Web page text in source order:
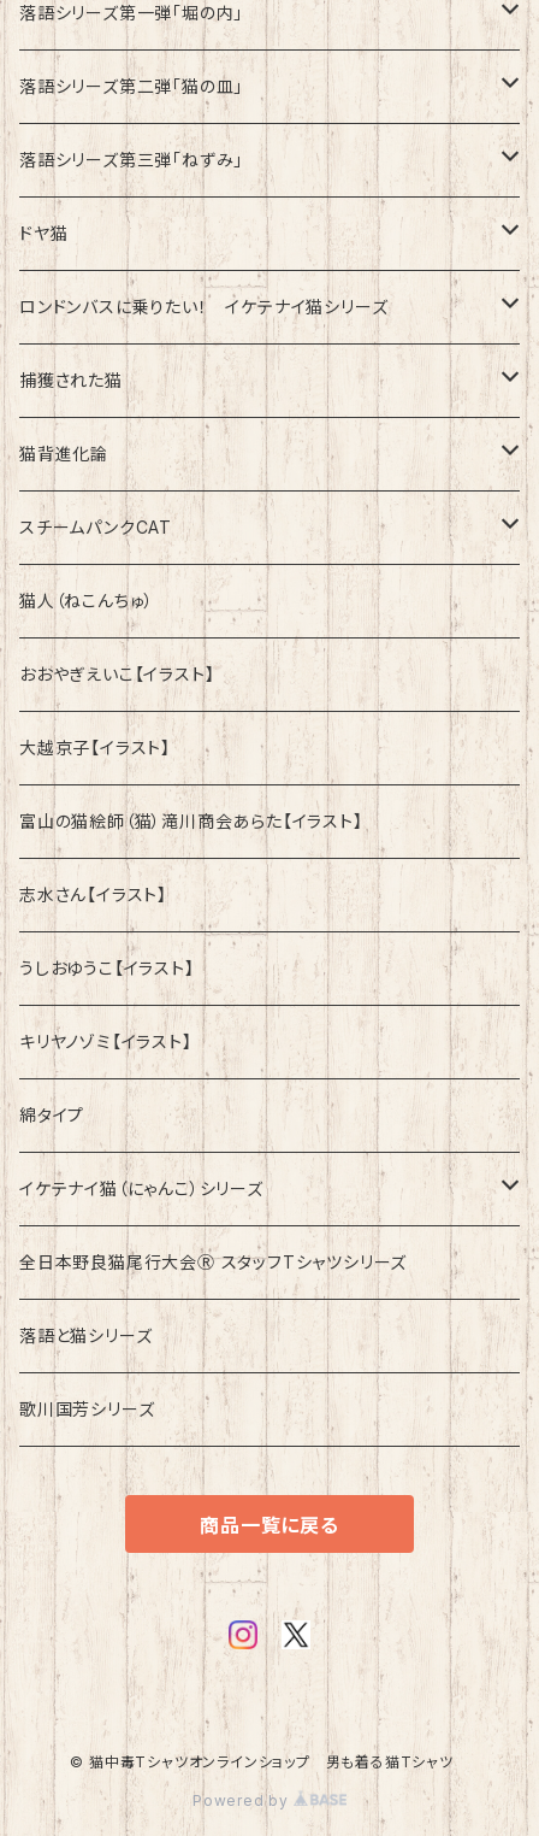
速乾ドライタイプ
綿100%ノーマルタイプ
落語シリーズ第一弾「堀の内」
速乾ドライタイプ
落語シリーズ第二弾「猫の皿」
速乾ドライタイプ
落語シリーズ第三弾「ねずみ」
速乾ドライタイプ
ドヤ猫
綿100%ノーマルタイプ
ロンドンバスに乗りたい！ イケテナイ猫シリーズ
綿100％ノーマルタイプ
速乾ドライタイプ
捕獲された猫
速乾ドライタイプ
綿100%ノーマルタイプ
猫背進化論
速乾ドライタイプ
綿100%ノーマルタイプ
スチームパンクCAT
綿100%ノーマルタイプ
猫人（ねこんちゅ）
おおやぎえいこ【イラスト】
大越京子【イラスト】
富山の猫絵師（猫）滝川商会あらた【イラスト】
志水さん【イラスト】
うしおゆうこ【イラスト】
キリヤノゾミ【イラスト】
綿タイプ
イケテナイ猫（にゃんこ）シリーズ
ロンドンバスに乗りたい！
全日本野良猫尾行大会Ⓡ スタッフTシャツシリーズ
落語と猫シリーズ
歌川国芳シリーズ
商品一覧に戻る
© 猫中毒Tシャツオンラインショップ 男も着る猫Tシャツ
Powered by